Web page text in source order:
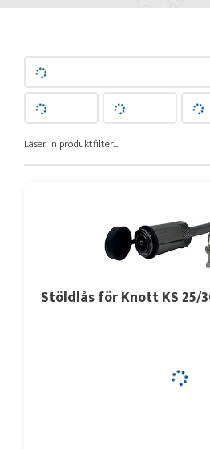
Läser in produktfilter...
Stöldlås för Knott KS 25/